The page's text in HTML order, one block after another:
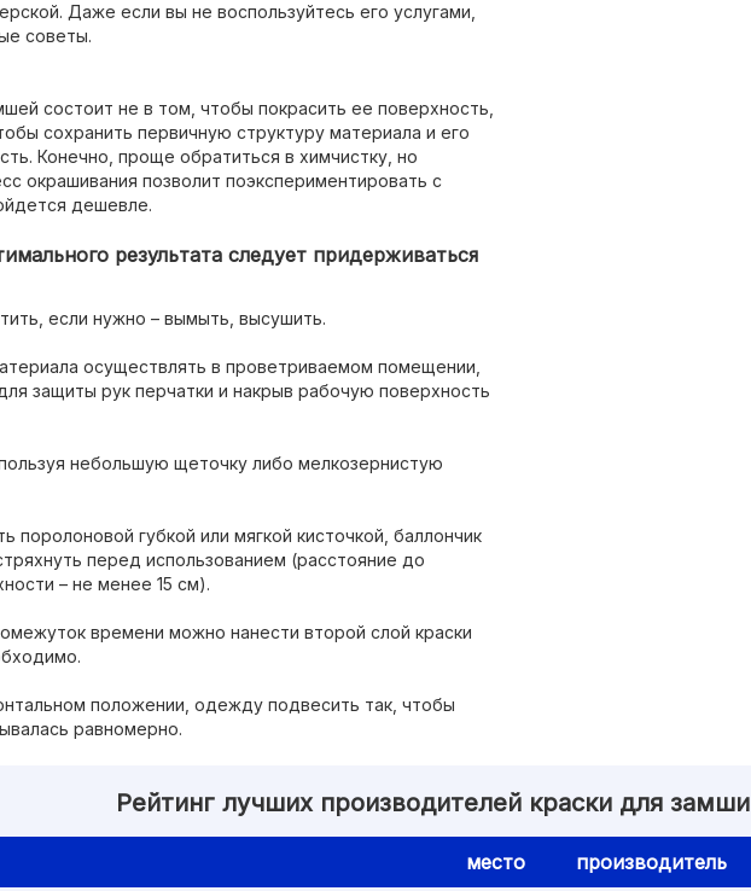
Даже если вы не воспользуйтесь его услугами,
советы.
состоит не в том, чтобы покрасить ее поверхность,
сохранить первичную структуру материала и его
Конечно, проще обратиться в химчистку, но
окрашивания позволит поэкспериментировать с
дешевле.
результата следует придерживаться
если нужно – вымыть, высушить.
осуществлять в проветриваемом помещении,
защиты рук перчатки и накрыв рабочую поверхность
небольшую щеточку либо мелкозернистую
поролоновой губкой или мягкой кисточкой, баллончик
перед использованием (расстояние до
– не менее 15 см).
времени можно нанести второй слой краски
положении, одежду подвесить так, чтобы
равномерно.
Рейтинг лучших производителей краски для замши
место производитель